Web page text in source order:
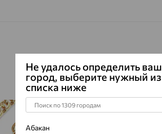
64%
Не удалось определить ваш
город, выберите нужный из
списка ниже
Абакан